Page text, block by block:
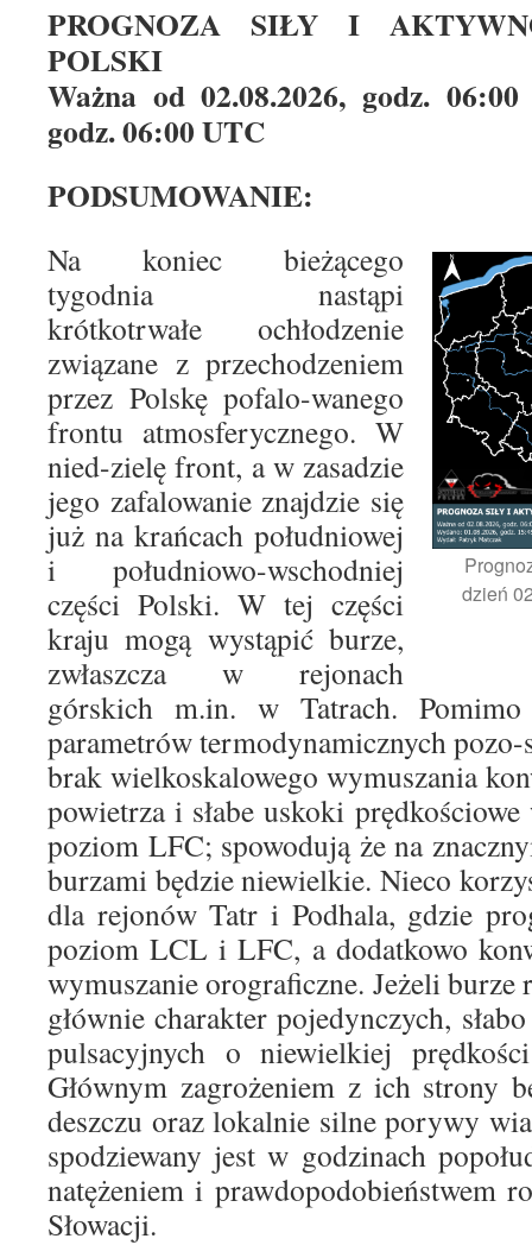
PROGNOZA SIŁY I
POLSKI
Ważna od 02.08.2026, godz.
godz. 06:00 UTC
PODSUMOWANIE:
dzień
Na koniec bieżącego
tygodnia nastąpi
krótkotrwałe ochłodzenie
związane z przechodzeniem
przez Polskę pofalo-wanego
frontu atmosferycznego. W
nied-zielę front, a w zasadzie
jego zafalowanie znajdzie się
już na krańcach południowej
i południowo-wschodniej
części Polski. W tej części
kraju mogą wystąpić burze,
zwłaszcza w rejonach
górskich m.in. w Tatrach. Pomimo
parametrów termodynamicznych
brak wielkoskalowego wymuszania
powietrza i słabe uskoki
poziom LFC; spowodują że na
burzami będzie niewielkie. Nieco
dla rejonów Tatr i Podhala, gdzie
poziom LCL i LFC, a dodatkowo
wymuszanie orograficzne. Jeżeli burze
głównie charakter pojedynczych,
pulsacyjnych o niewielkiej
Głównym zagrożeniem z ich strony
deszczu oraz lokalnie silne porywy
spodziewany jest w godzinach
natężeniem i prawdopodobieństwem
Słowacji.